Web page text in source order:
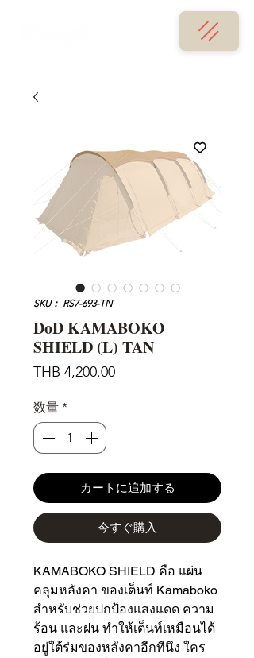
SKU： RS7-693-TN
DoD KAMABOKO
SHIELD (L) TAN
THB 4,200.00価
数量 *
カートに追加する
今すぐ購入
KAMABOKO SHIELD คือ แผ่น
คลุมหลังคา ของเต็นท์ Kamaboko
สำหรับช่วยปกป้องแสงแดด ความ
ร้อน และฝน ทำให้เต็นท์เหมือนได้
อยู่ใต้ร่มของหลังคาอีกทีนึง ใคร